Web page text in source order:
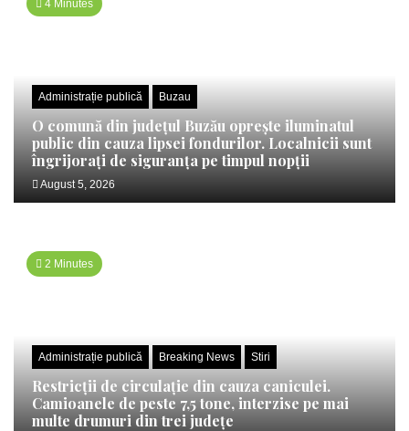
4 Minutes
Administrație publică Buzau
O comună din județul Buzău oprește iluminatul
public din cauza lipsei fondurilor. Localnicii sunt
îngrijorați de siguranța pe timpul nopții
August 5, 2026
2 Minutes
Administrație publică Breaking News Stiri
Restricții de circulație din cauza caniculei.
Camioanele de peste 7,5 tone, interzise pe mai
multe drumuri din trei județe